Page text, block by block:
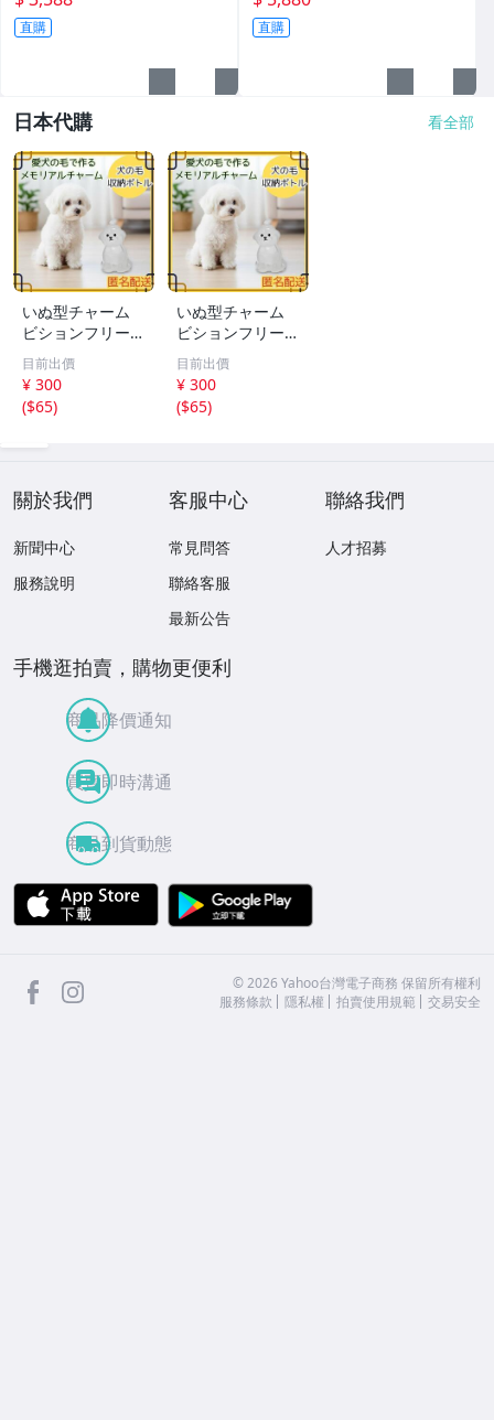
直購 直購
日本代購 看全部
いぬ型チャーム
ビションフリーゼ
アクセサリー キ
ーホルダー ペア
思い出
目前出價
¥ 300
($65)
いぬ型チャーム
ビションフリーゼ
アクセサリー キ
ーホルダー ペア
思い出
目前出價
¥ 300
($65)
關於我們
新聞中心
服務說明
客服中心
常見問答
聯絡客服
最新公告
聯絡我們
人才招募
手機逛拍賣，購物更便利
商品降價通知
買賣即時溝通
商品到貨動態
APP Store
facebook ©2026 Yahoo台灣電子商務 保留所有權利
服務條款
隱私權 拍賣使用規範 交易安全